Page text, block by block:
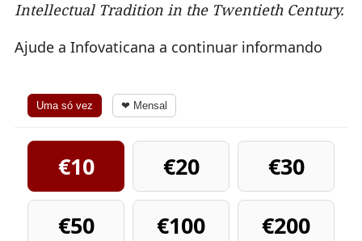
Intellectual Tradition in the Twentieth Century.
Ajude a Infovaticana a continuar informando
Uma só vez ❤ Mensal
€10 €20
€30
€50
€100 €200